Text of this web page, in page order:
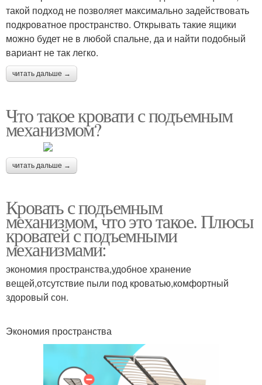
такой подход не позволяет максимально задействовать
подкроватное пространство. Открывать такие ящики
можно будет не в любой спальне, да и найти подобный
вариант не так легко.
читать дальше →
Что такое кровати с подъемным
механизмом?
читать дальше →
Кровать с подъемным
механизмом, что это такое. Плюсы
кроватей с подъемными
механизмами:
экономия пространства,удобное хранение
вещей,отсутствие пыли под кроватью,комфортный
здоровый сон.
Экономия пространства